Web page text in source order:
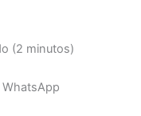
(2 minutos)